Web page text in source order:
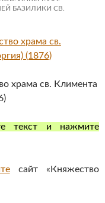
БАЗИЛИКИ СВ.
храма св. Климента
текст и нажмите
сайт «Княжество